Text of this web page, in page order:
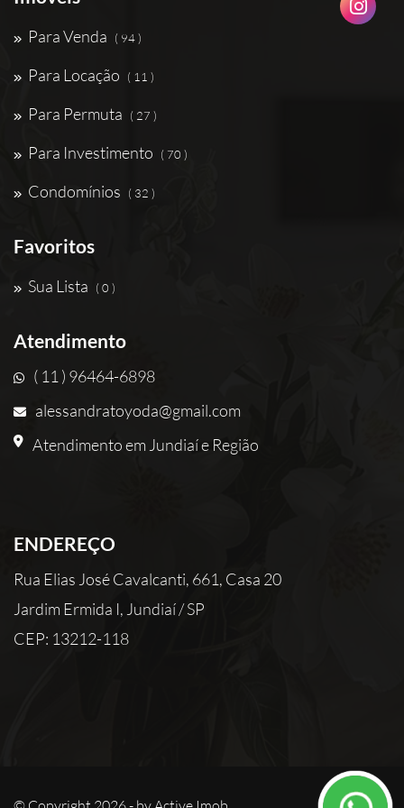
Para Venda ( 94 )
Para Locação ( 11 )
Para Permuta ( 27 )
Para Investimento ( 70 )
Condomínios ( 32 )
Favoritos
Sua Lista ( 0 )
Atendimento
( 11 ) 96464-6898
alessandratoyoda@gmail.com
Atendimento em Jundiaí e Região
ENDEREÇO
Rua Elias José Cavalcanti, 661, Casa 20
Jardim Ermida I, Jundiaí / SP
CEP: 13212-118